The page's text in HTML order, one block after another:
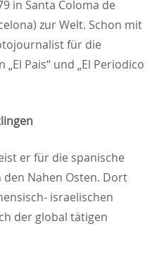
in Santa Coloma de
zur Welt. Schon mit
für die
Pais“ und „El Periodico
er für die spanische
den Nahen Osten. Dort
israelischen
der global tätigen